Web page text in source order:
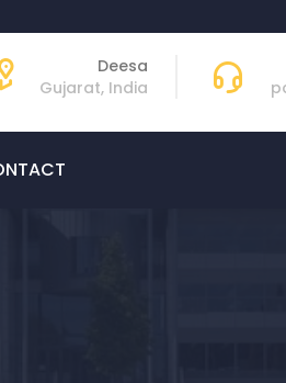
Deesa
Gujarat, India